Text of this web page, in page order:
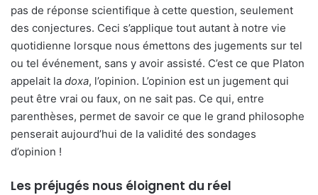
pas de réponse scientifique à cette question, seulement
des conjectures. Ceci s’applique tout autant à notre vie
quotidienne lorsque nous émettons des jugements sur tel
ou tel événement, sans y avoir assisté. C’est ce que Platon
appelait la doxa, l’opinion. L’opinion est un jugement qui
peut être vrai ou faux, on ne sait pas. Ce qui, entre
parenthèses, permet de savoir ce que le grand philosophe
penserait aujourd’hui de la validité des sondages
d’opinion !
Les préjugés nous éloignent du réel